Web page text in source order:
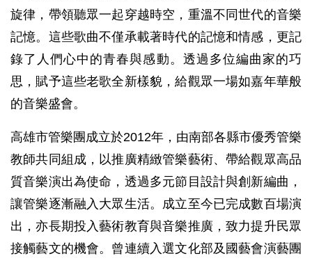
旋律，帶領聽眾一起穿越時空，重溫不同世代的音樂
記憶。這些歌曲不僅承載著時代的記憶和情感，更記
錄了人們心中的青春與感動。透過多位編曲家的巧
思，賦予這些老歌全新樣貌，給觀眾一場如嘉年華般
的音樂盛會。
高雄市管樂團成立於2012年，由南部各縣市優秀管樂
教師共同組成，以推廣精緻管樂藝術、帶給觀眾高品
質音樂演出為使命，透過多元節目設計與創新編曲，
讓管樂逐漸融入大眾生活。成立至今已完成數百場演
出，亦長期投入藝術教育與音樂推廣，致力提升民眾
接觸藝文的機會。曾連續入選文化部及國藝會演藝團